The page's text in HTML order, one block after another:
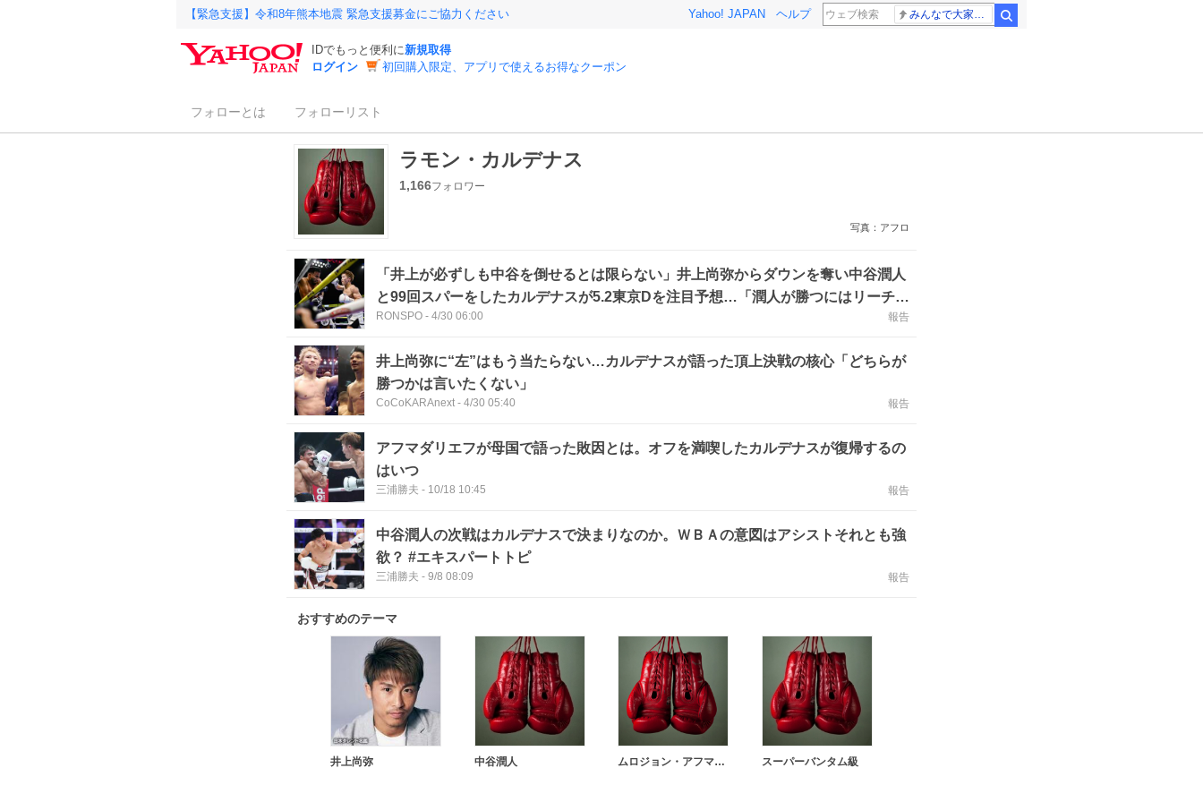
【緊急支援】令和8年熊本地震 緊急支援募金にご協力ください Yahoo! JAPAN ヘルプ
IDでもっと便利に新規取得
ログイン
初回購入限定、アプリで使えるお得なクーポン
フォローとは フォローリスト
ラモン・カルデナス
1,166フォロワー
写真：アフロ
「井上が必ずしも中谷を倒せるとは限らない」井上尚弥からダウンを奪い中谷潤人
と99回スパーをしたカルデナスが5.2東京Dを注目予想…「潤人が勝つにはリーチを
生かす必要が」
RONSPO - 4/30 06:00 報告
井上尚弥に“左”はもう当たらない…カルデナスが語った頂上決戦の核心「どちらが
勝つかは言いたくない」
CoCoKARAnext - 4/30 05:40 報告
アフマダリエフが母国で語った敗因とは。オフを満喫したカルデナスが復帰するの
はいつ
三浦勝夫 - 10/18 10:45 報告
中谷潤人の次戦はカルデナスで決まりなのか。ＷＢＡの意図はアシストそれとも強
欲？ #エキスパートトピ
三浦勝夫 - 9/8 08:09 報告
おすすめのテーマ
井上尚弥 中谷潤人 ムロジョン・アフマダリエフ スーパーバンタム級